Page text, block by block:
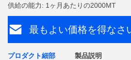
供給の能力: 1ヶ月あたりの2000MT
最もよい価格を得なさ
プロダクト細部 製品説明